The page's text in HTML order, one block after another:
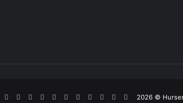
2026 ©
RSS Facebook
TwitterPinterestLinkedInYouTubeTumblrSoundCloud
Instagram
SpotifyTikTokPatreon